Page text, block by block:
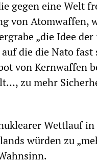
gegen eine Welt
von Atomwaffen,
„die Idee
die die Nato
von Kernwaffen
zu mehr
Wettlauf
würden zu